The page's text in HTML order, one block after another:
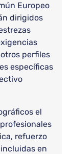
Europeo
dirigidos
perfiles
específicas
el
refuerzo
en